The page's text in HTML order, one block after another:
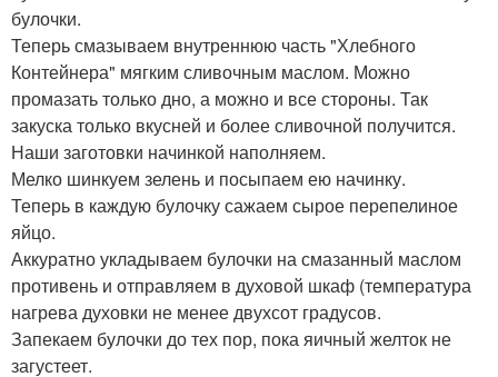
булочки.
Теперь смазываем внутреннюю часть "Хлебного
Контейнера" мягким сливочным маслом. Можно
промазать только дно, а можно и все стороны. Так
закуска только вкусней и более сливочной получится.
Наши заготовки начинкой наполняем.
Мелко шинкуем зелень и посыпаем ею начинку.
Теперь в каждую булочку сажаем сырое перепелиное
яйцо.
Аккуратно укладываем булочки на смазанный маслом
противень и отправляем в духовой шкаф (температура
нагрева духовки не менее двухсот градусов.
Запекаем булочки до тех пор, пока яичный желток не
загустеет.